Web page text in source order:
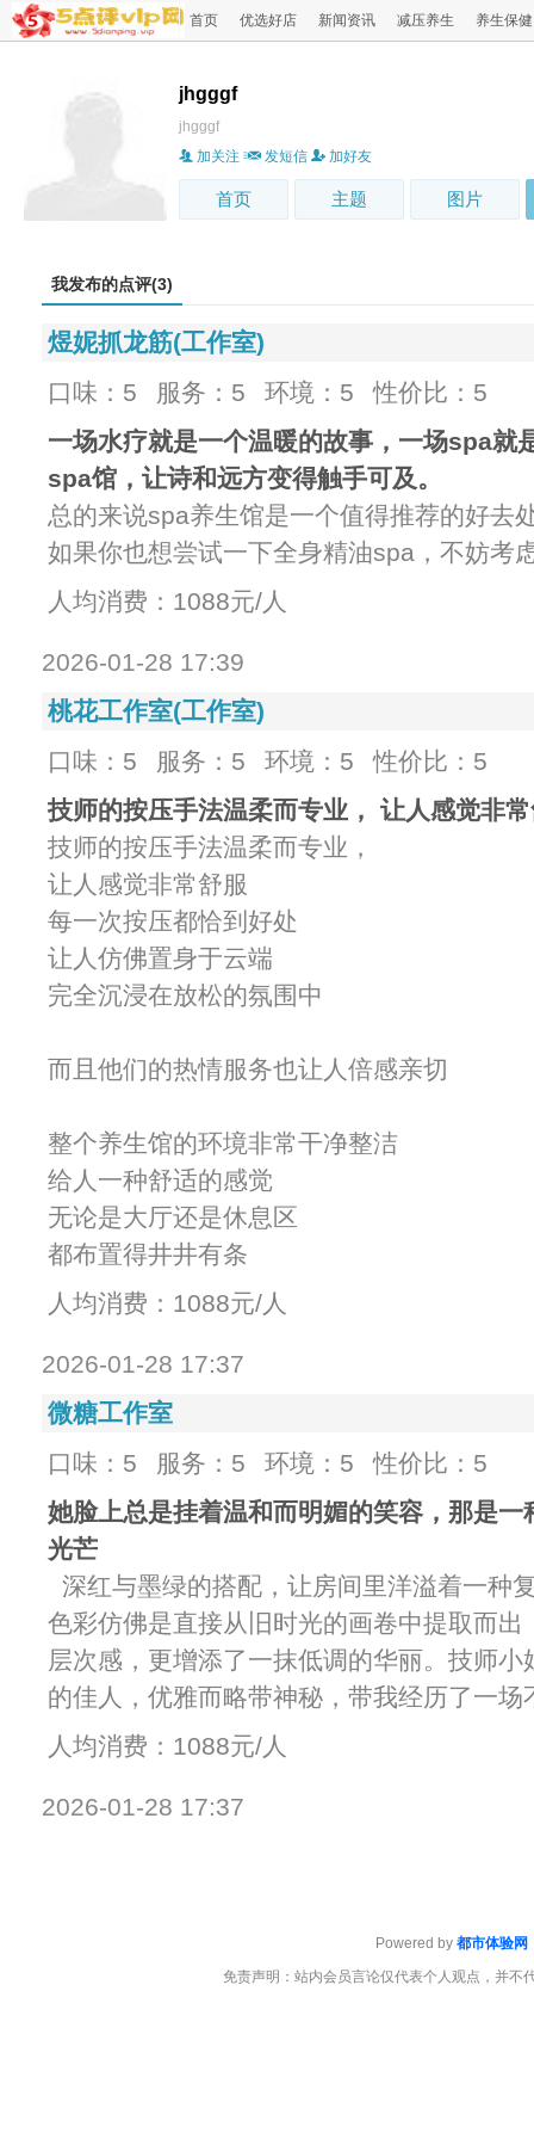
首页 优选好店 新闻资讯 减压养生 养生保健
jhgggf
jhgggf
加关注
发短信 加好友
首页 主题 图片
我发布的点评(3)
煜妮抓龙筋(工作室)
口味：5
服务：5 环境：5
性价比：5
一场水疗就是一个温暖的故事，一场spa就
spa馆，让诗和远方变得触手可及。
总的来说spa养生馆是一个值得推荐的好去
如果你也想尝试一下全身精油spa，不妨考
人均消费：1088元/人
2026-01-28 17:39
桃花工作室(工作室)
口味：5
服务：5 环境：5
性价比：5
技师的按压手法温柔而专业， 让人感觉非
技师的按压手法温柔而专业，
让人感觉非常舒服
每一次按压都恰到好处
让人仿佛置身于云端
完全沉浸在放松的氛围中
而且他们的热情服务也让人倍感亲切
整个养生馆的环境非常干净整洁
给人一种舒适的感觉
无论是大厅还是休息区
都布置得井井有条
人均消费：1088元/人
2026-01-28 17:37
微糖工作室
口味：5
服务：5 环境：5
性价比：5
她脸上总是挂着温和而明媚的笑容，那是
光芒
深红与墨绿的搭配，让房间里洋溢着一种
色彩仿佛是直接从旧时光的画卷中提取而
层次感，更增添了一抹低调的华丽。技师
的佳人，优雅而略带神秘，带我经历了一
人均消费：1088元/人
2026-01-28 17:37
Powered by 都市体验网
免责声明：站内会员言论仅代表个人观点，并不